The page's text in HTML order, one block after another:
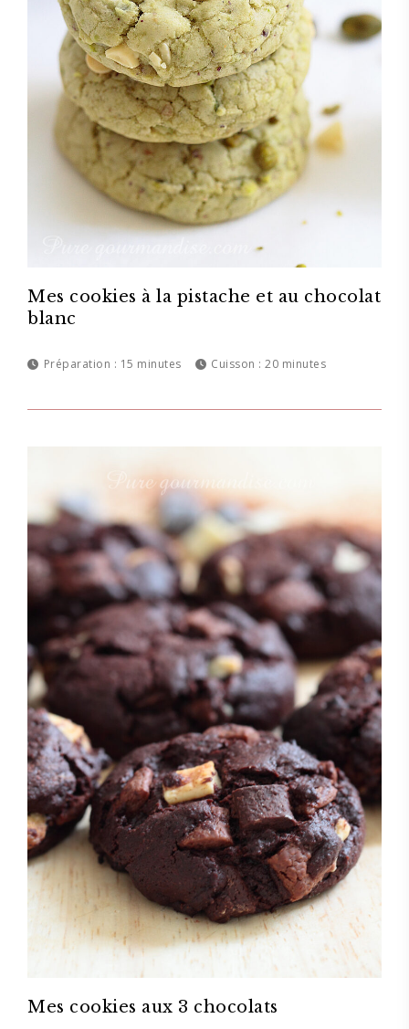
Mes cookies à la pistache et au chocolat
blanc
Préparation : 15 minutes Cuisson : 20 minutes
Mes cookies aux 3 chocolats